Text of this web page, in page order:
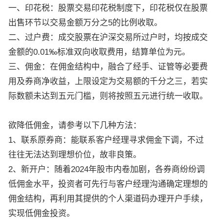
一、印花税：股票交易印花税制度下，印花税仅在股票
出售环节以交易金额万分之5的比例收取。
二、过户费：成交股票在沪深交易所过户时，均按成交
金额的0.01‰标准双向收取费用，结算单位为元。
三、佣金：在佣金结构中，融合了经手、证管等必要费
用及券商净收益，上限设定为交易额的千分之三，若实
际数额未达到五元门槛，则将按照五元进行统一收取。
欲降低佣金，请参考以下几种方法：
1、联系原券商：能联系客户经理寻求佣金下调，不过
往往无法达到理想价位，故非良策。
2、新开户：随着2024年股市内卷加剧，各券商纷纷调
低佣金水平，投资者可先行与客户经理沟通确定理想的
佣金结构，再利用其提供的个人渠道码办理开户手续，
实现低佣金投资。